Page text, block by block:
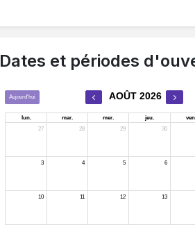
Dates et périodes